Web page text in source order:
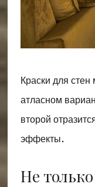
Краски для
атласном
второй
эффекты.
Не